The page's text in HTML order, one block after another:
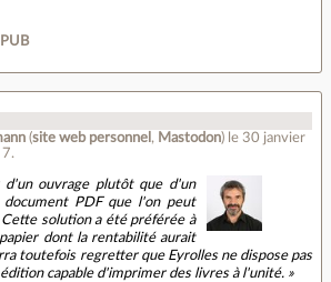
(site web personnel , Mastodon) le 30 janvier
7.
ouvrage plutôt que d'un
PDF que l'on peut
solution a été préférée à
dont la rentabilité aurait
toutefois regretter que Eyrolles ne dispose pas
capable d'imprimer des livres à l'unité. »